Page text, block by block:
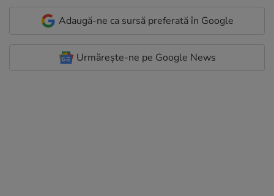
Adaugă-ne ca sursă preferată în Google
Urmărește-ne pe Google News